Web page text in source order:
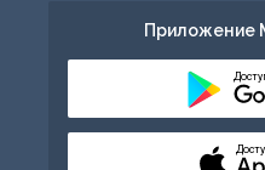
Приложение